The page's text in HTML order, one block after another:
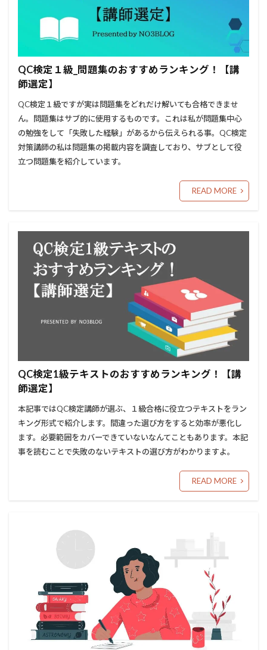
QC検定１級_問題集のおすすめランキング！【講
師選定】
QC検定１級ですが実は問題集をどれだけ解いても合格できませ
ん。問題集はサブ的に使用するものです。これは私が問題集中心
の勉強をして「失敗した経験」があるから伝えられる事。QC検定
対策講師の私は問題集の掲載内容を調査しており、サブとして役
立つ問題集を紹介しています。
READ MORE
QC検定1級テキストのおすすめランキング！【講
師選定】
本記事ではQC検定講師が選ぶ、１級合格に役立つテキストをラン
キング形式で紹介します。間違った選び方をすると効率が悪化し
ます。必要範囲をカバーできていないなんてこともあります。本記
事を読むことで失敗のないテキストの選び方がわかりますよ。
READ MORE